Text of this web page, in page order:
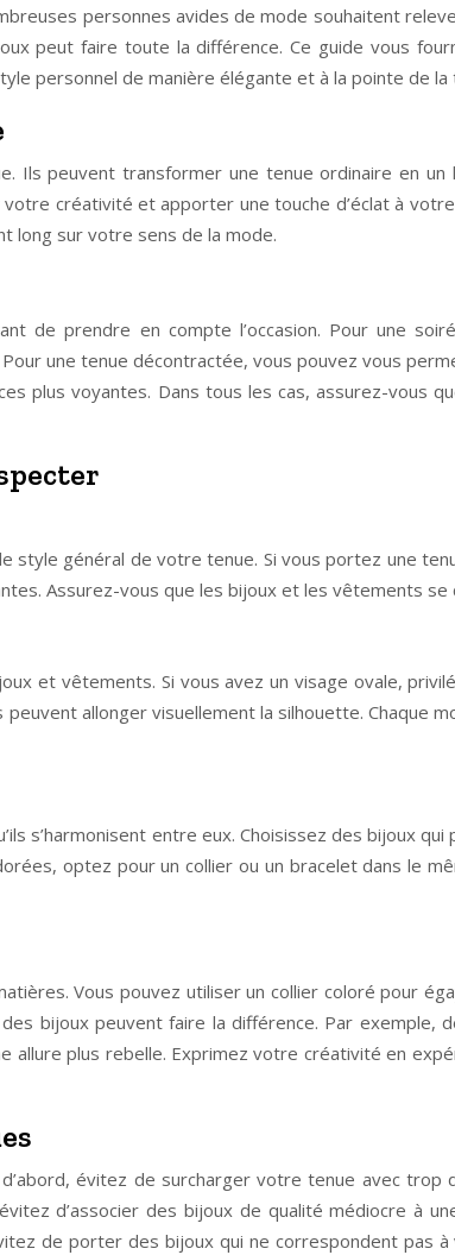
personnes avides de mode souhaitent
peut faire toute la différence. Ce guide vous
personnel de manière élégante et à la pointe de la
Ils peuvent transformer une tenue ordinaire en
créativité et apporter une touche d’éclat à
long sur votre sens de la mode.
de prendre en compte l’occasion. Pour une
une tenue décontractée, vous pouvez vous
plus voyantes. Dans tous les cas, assurez-vous
général de votre tenue. Si vous portez une
Assurez-vous que les bijoux et les vêtements
et vêtements. Si vous avez un visage ovale,
allonger visuellement la silhouette. Chaque
s’harmonisent entre eux. Choisissez des bijoux
optez pour un collier ou un bracelet dans le
Vous pouvez utiliser un collier coloré pour
bijoux peuvent faire la différence. Par
allure plus rebelle. Exprimez votre créativité en
évitez de surcharger votre tenue avec
d’associer des bijoux de qualité médiocre à
de porter des bijoux qui ne correspondent pas